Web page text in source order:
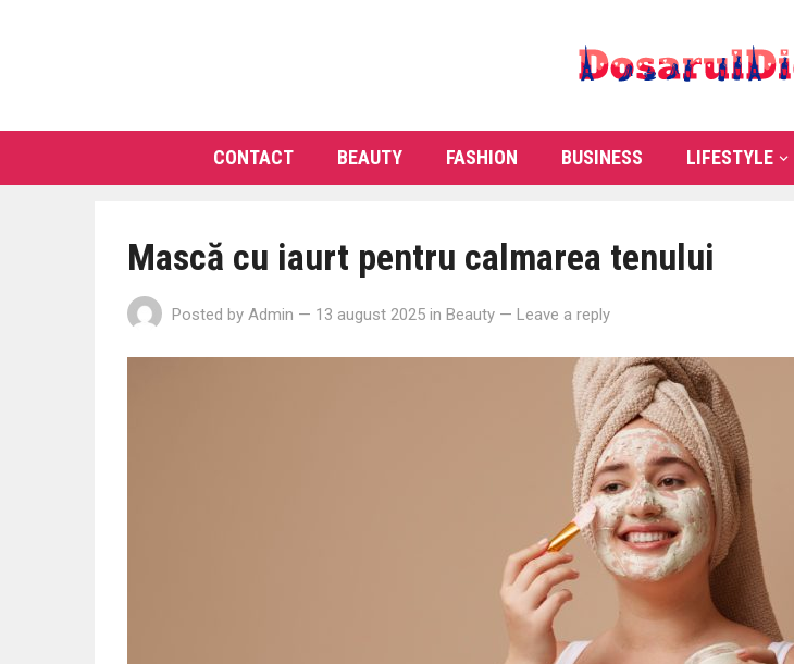
CONTACT BEAUTY FASHION BUSINESS LIFESTYLE
Mască cu iaurt pentru calmarea tenului
Posted by Admin — 13 august 2025 in Beauty — Leave a reply